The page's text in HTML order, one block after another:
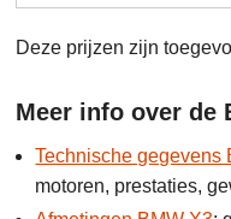
Deze prijzen zijn
Meer info over de
Technische gegevens
motoren, prestaties,